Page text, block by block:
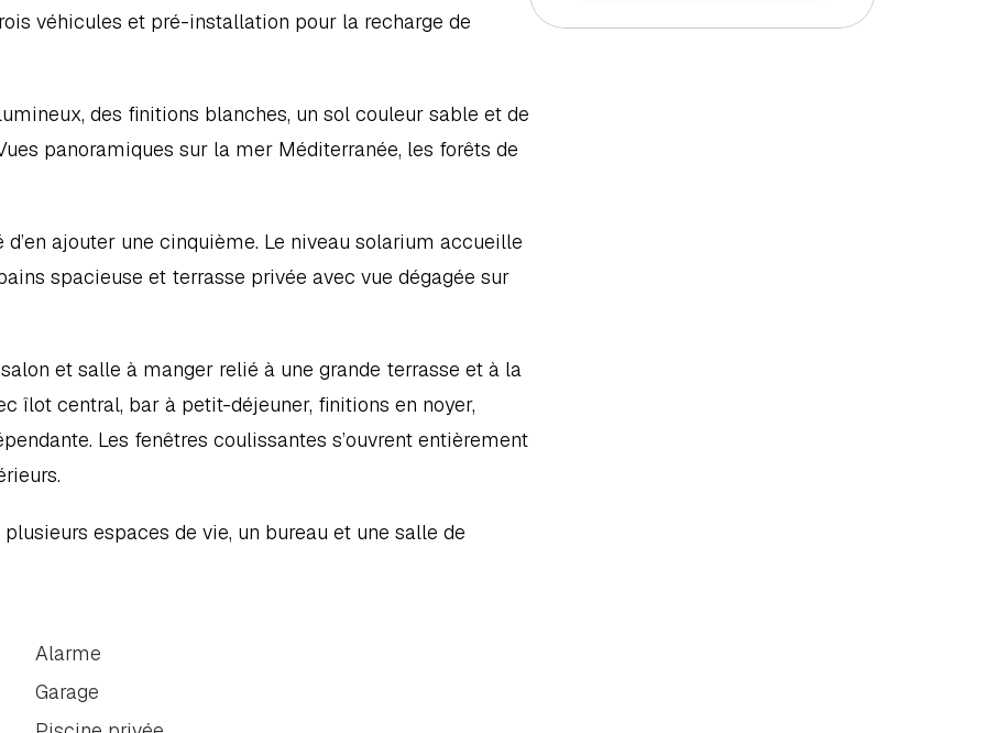
véhicules et pré-installation pour la recharge de
des finitions blanches, un sol couleur sable et de
panoramiques sur la mer Méditerranée, les forêts de
ajouter une cinquième. Le niveau solarium accueille
spacieuse et terrasse privée avec vue dégagée sur
et salle à manger relié à une grande terrasse et à la
îlot central, bar à petit-déjeuner, finitions en noyer,
Les fenêtres coulissantes s’ouvrent entièrement
espaces de vie, un bureau et une salle de
Alarme
Garage